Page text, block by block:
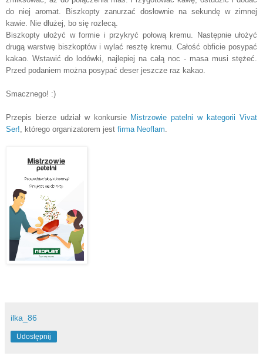
do niej aromat. Biszkopty zanurzać dosłownie na sekundę w zimnej
kawie. Nie dłużej, bo się rozlecą.
Biszkopty ułożyć w formie i przykryć połową kremu. Następnie ułożyć
drugą warstwę biszkoptów i wylać resztę kremu. Całość obficie posypać
kakao. Wstawić do lodówki, najlepiej na całą noc - masa musi stężeć.
Przed podaniem można posypać deser jeszcze raz kakao.
Smacznego! :)
Przepis bierze udział w konkursie Mistrzowie patelni w kategorii Vivat
Ser!, którego organizatorem jest firma Neoflam.
ilka_86
Udostępnij